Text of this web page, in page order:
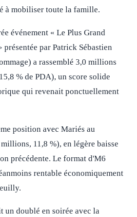
à mobiliser toute la famille.
événement « Le Plus Grand
présentée par Patrick Sébastien
a rassemblé 3,0 millions
% de PDA), un score solide
qui revenait ponctuellement
position avec Mariés au
11,8 %), en légère baisse
précédente. Le format d'M6
rentable économiquement
un doublé en soirée avec la